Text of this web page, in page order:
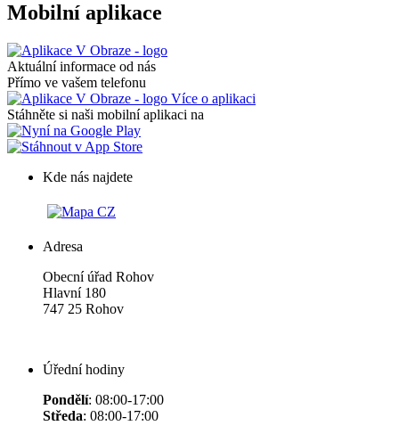
Mobilní aplikace
Aktuální informace od nás
Přímo ve vašem telefonu
Více o aplikaci
Stáhněte si naši mobilní aplikaci na
Kde nás najdete
Adresa
Obecní úřad Rohov
Hlavní 180
747 25 Rohov
Úřední hodiny
Pondělí: 08:00-17:00
Středa: 08:00-17:00